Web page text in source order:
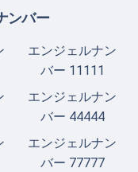
ンバー
エンジェルナン
バー 11111
エンジェルナン
バー 44444
エンジェルナン
バー 77777